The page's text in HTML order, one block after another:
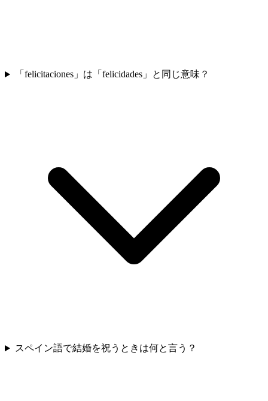
「felicitaciones」は「felicidades」と同じ意味？
スペイン語で結婚を祝うときは何と言う？